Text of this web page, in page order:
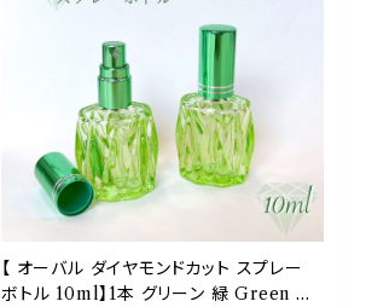
【 オーバル ダイヤモンドカット スプレー
ボトル 10ml】1本 グリーン 緑 Green キ